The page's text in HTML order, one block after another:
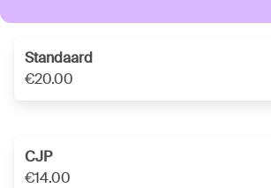
Standaard
€20.00
CJP
€14.00